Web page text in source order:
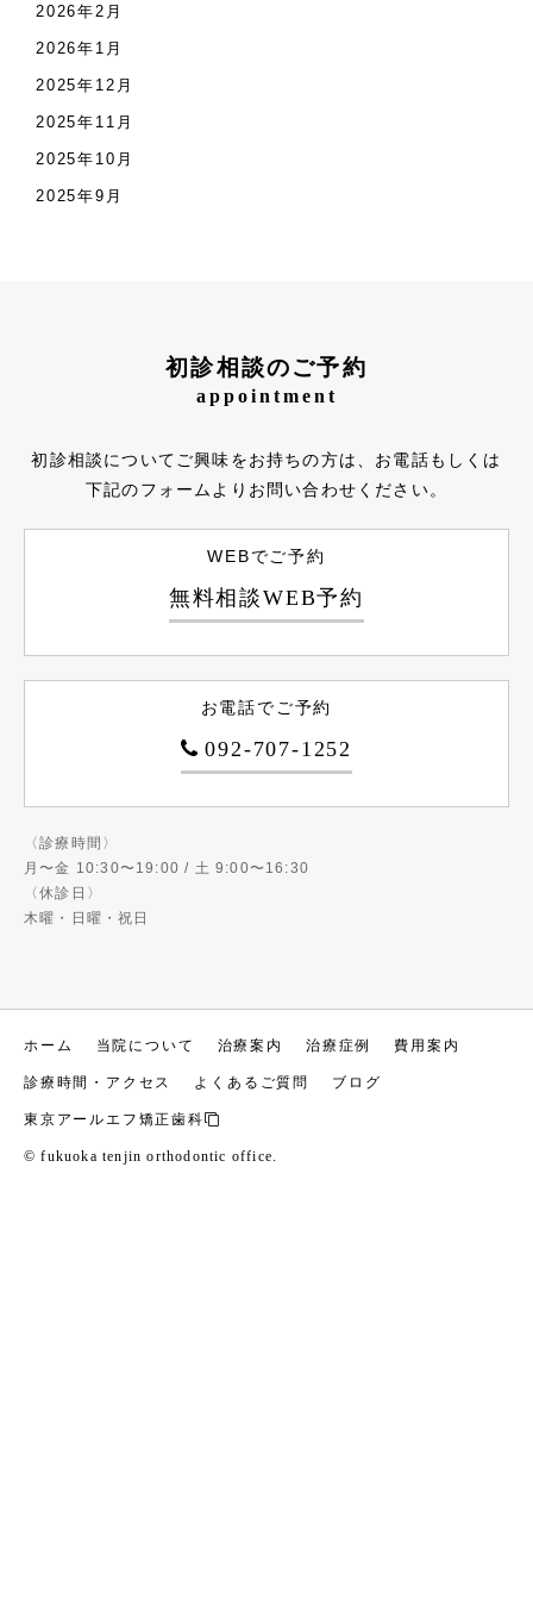
2026年2月
2026年1月
2025年12月
2025年11月
2025年10月
2025年9月
初診相談のご予約
appointment
初診相談についてご興味をお持ちの方は、お電話もしくは
下記のフォームよりお問い合わせください。
WEBでご予約
無料相談WEB予約
お電話でご予約
092-707-1252
〈診療時間〉
月〜金 10:30〜19:00 / 土 9:00〜16:30
〈休診日〉
木曜・日曜・祝日
ホーム 当院について 治療案内 治療症例 費用案内
診療時間・アクセス よくあるご質問 ブログ
東京アールエフ矯正歯科
© fukuoka tenjin orthodontic office.